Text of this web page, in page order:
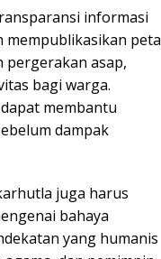
informasi
mempublikasikan peta
pergerakan asap,
bagi warga.
membantu
dampak
juga harus
bahaya
yang humanis